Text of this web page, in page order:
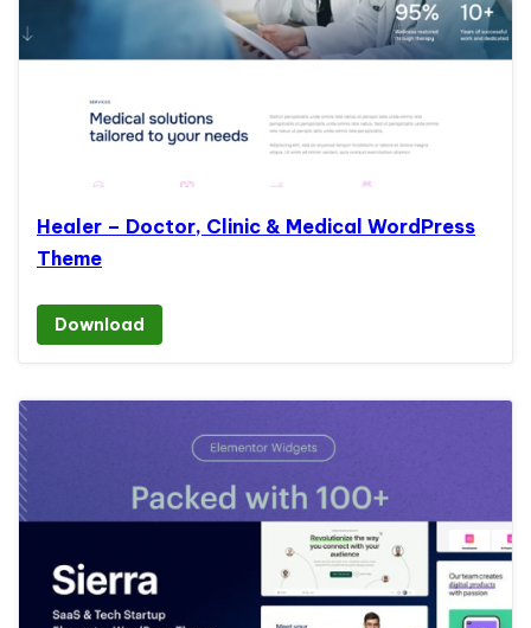
Healer – Doctor, Clinic & Medical WordPress
Theme
Download